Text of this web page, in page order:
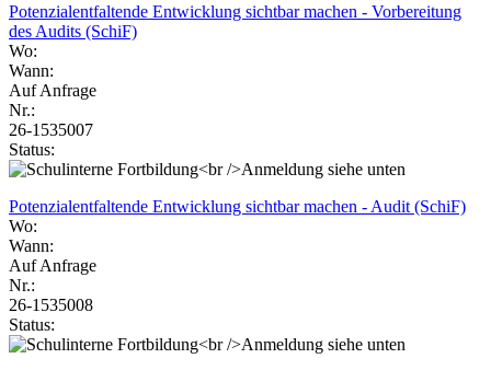
Potenzialentfaltende Entwicklung sichtbar machen - Vorbereitung
des Audits (SchiF)
Wo:
Wann:
Auf Anfrage
Nr.:
26-1535007
Status:
Potenzialentfaltende Entwicklung sichtbar machen - Audit (SchiF)
Wo:
Wann:
Auf Anfrage
Nr.:
26-1535008
Status: